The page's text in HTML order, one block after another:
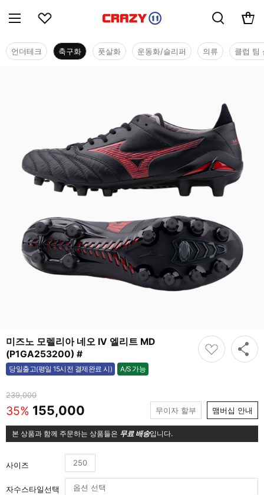
언더테크 축구화 풋살화 운동화/슬리퍼 의류 클럽 팀
미즈노 모렐리아 네오 IV 엘리트 MD
(P1GA253200) #
당일출고(평일 15시전 결제완료 시) A/S 가능
가능
239,000
35% 155,000 무이자 할부 맴버십 안내
본 상품과 함께 주문하는 상품들은 무료 배송입니다.
사이즈 250
자수스타일선택